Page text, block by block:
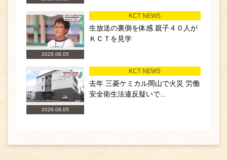
2026.08.05
KCT NEWS
生放送の裏側を体感 親子４０人が
ＫＣＴを見学
2026.08.05
KCT NEWS
去年 三菱ケミカル岡山で火災 労働
安全衛生法違反疑いで...